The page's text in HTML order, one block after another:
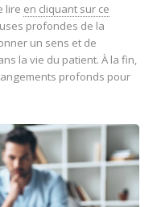
lire en cliquant sur ce
profondes de la
un sens et de
la vie du patient. À la fin,
profonds pour